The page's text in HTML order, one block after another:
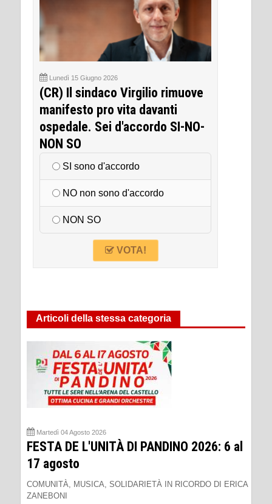
Lunedì 15 Giugno 2026
(CR) Il sindaco Virgilio rimuove
manifesto pro vita davanti
ospedale. Sei d'accordo SI-NO-
NON SO
SI sono d'accordo
NO non sono d'accordo
NON SO
VOTA!
Articoli della stessa categoria
Martedì 04 Agosto 2026
FESTA DE L'UNITÀ DI PANDINO 2026: 6 al
17 agosto
COMUNITÀ, MUSICA, SOLIDARIETÀ IN RICORDO DI ERICA
ZANEBONI